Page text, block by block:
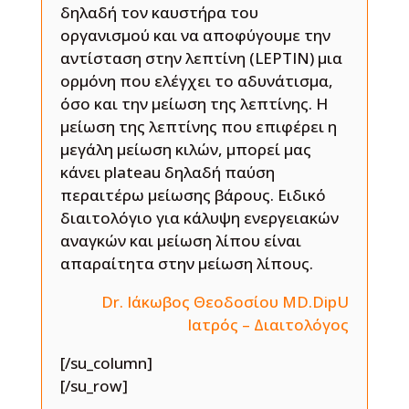
δηλαδή τον καυστήρα του
οργανισμού και να αποφύγουμε την
αντίσταση στην λεπτίνη (LEPTIN) μια
ορμόνη που ελέγχει το αδυνάτισμα,
όσο και την μείωση της λεπτίνης. Η
μείωση της λεπτίνης που επιφέρει η
μεγάλη μείωση κιλών, μπορεί μας
κάνει plateau δηλαδή παύση
περαιτέρω μείωσης βάρους. Ειδικό
διαιτολόγιο για κάλυψη ενεργειακών
αναγκών και μείωση λίπου είναι
απαραίτητα στην μείωση λίπους.
Dr. Ιάκωβος Θεοδοσίου MD.DipU
Ιατρός – Διαιτολόγος
[/su_column]
[/su_row]